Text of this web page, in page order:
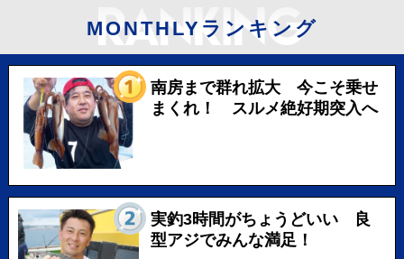
MONTHLYランキング
南房まで群れ拡大 今こそ乗せ
まくれ！ スルメ絶好期突入へ
実釣3時間がちょうどいい 良
型アジでみんな満足！